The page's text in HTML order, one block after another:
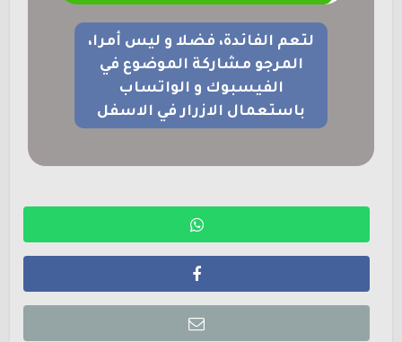
لتعم الفائدة، فضلا و ليس أمرا،
المرجو مشاركة الموضوع في
الفيسبوك و الواتساب
باستعمال الازرار في الاسفل